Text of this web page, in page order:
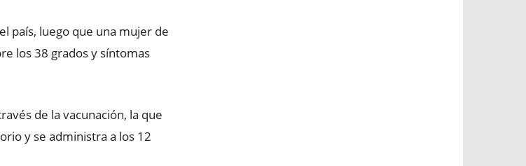
país, luego que una mujer de
los 38 grados y síntomas
de la vacunación, la que
y se administra a los 12